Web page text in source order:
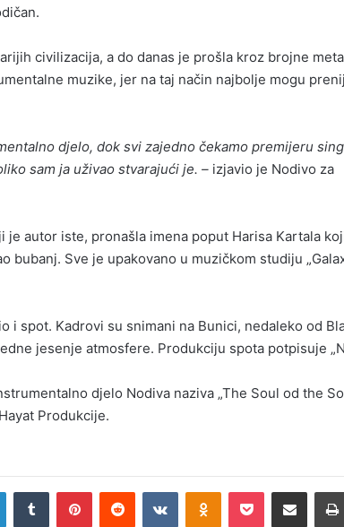
civilizacija, a do danas je prošla kroz brojne
muzike, jer na taj način najbolje mogu
djelo, dok svi zajedno čekamo premijeru
sam ja uživao stvarajući je. – izjavio je Nodivo za
autor iste, pronašla imena poput Harisa Kartala
bubanj. Sve je upakovano u muzičkom studiju
i spot. Kadrovi su snimani na Bunici, nedaleko od
jesenje atmosfere. Produkciju spota potpisuje
djelo Nodiva naziva „The Soul od the
Produkcije.
LinkedInTumblr PinterestReddit VKontakteOdnoklassniki
Pocket Podijeli putem Emaila